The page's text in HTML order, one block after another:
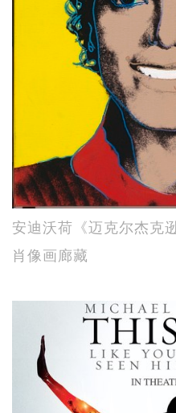
安迪沃荷《迈克尔杰克
肖像画廊藏